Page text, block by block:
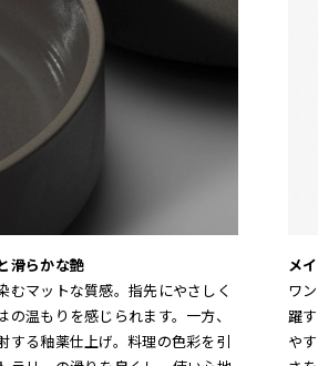
滑らかな艶
むマットな質感。指先にやさしく
温もりを感じられます。一方、
する釉薬仕上げ。料理の色彩を引
メ
ワ
躍
や